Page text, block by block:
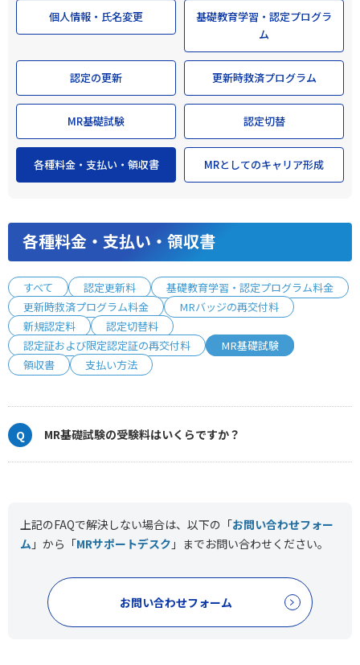
個人情報・氏名変更
基礎教育学習・認定プログラ
ム
認定の更新 更新時救済プログラム
MR基礎試験 認定切替
各種料金・支払い・領収書 MRとしてのキャリア形成
各種料金・支払い・領収書
すべて 認定更新料
基礎教育学習・認定プログラム料金
更新時救済プログラム料金
MRバッジの再交付料
新規認定料
認定切替料
認定証および限定認定証の再交付料
MR基礎試験
領収書
支払い方法
MR基礎試験の受験料はいくらですか？
上記のFAQで解決しない場合は、以下の「お問い合わせフォー
ム 」から「MRサポートデスク 」までお問い合わせください。
お問い合わせフォーム